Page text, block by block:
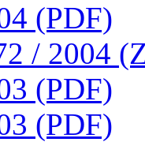
(PDF)
/ 2004
(PDF)
(PDF)